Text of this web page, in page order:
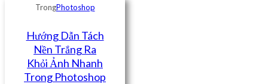
TrongPhotoshop
Hướng Dẫn Tách
Nền Trắng Ra
Khỏi Ảnh Nhanh
Trong Photoshop